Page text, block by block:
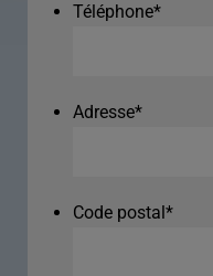
Téléphone*
Adresse*
Code postal*